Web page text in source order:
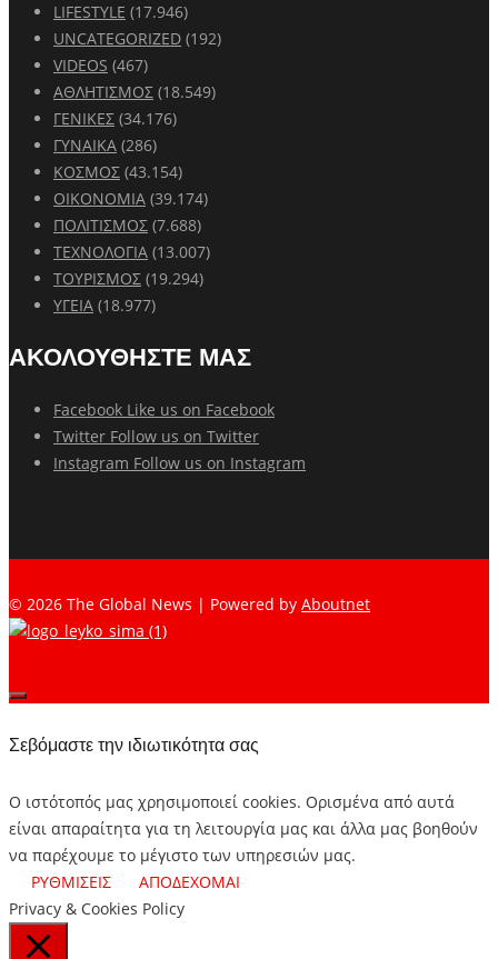
LIFESTYLE (17.946)
UNCATEGORIZED (192)
VIDEOS (467)
ΑΘΛΗΤΙΣΜΟΣ (18.549)
ΓΕΝΙΚΕΣ (34.176)
ΓΥΝΑΙΚΑ (286)
ΚΟΣΜΟΣ (43.154)
ΟΙΚΟΝΟΜΙΑ (39.174)
ΠΟΛΙΤΙΣΜΟΣ (7.688)
ΤΕΧΝΟΛΟΓΙΑ (13.007)
ΤΟΥΡΙΣΜΟΣ (19.294)
ΥΓΕΙΑ (18.977)
ΑΚΟΛΟΥΘΗΣΤΕ ΜΑΣ
Facebook Like us on Facebook
Twitter Follow us on Twitter
Instagram Follow us on Instagram
© 2026 The Global News | Powered by Aboutnet
Σεβόμαστε την ιδιωτικότητα σας
Ο ιστότοπός μας χρησιμοποιεί cookies. Ορισμένα από αυτά
είναι απαραίτητα για τη λειτουργία μας και άλλα μας βοηθούν
να παρέχουμε το μέγιστο των υπηρεσιών μας.
ΡΥΘΜΙΣΕΙΣ
ΑΠΟΔΕΧΟΜΑΙ
Privacy & Cookies Policy